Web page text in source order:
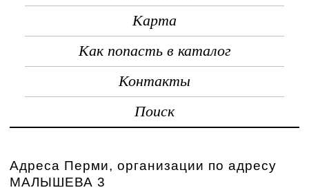
Карта
Как попасть в каталог
Контакты
Поиск
Адреса Перми, организации по адресу
МАЛЫШЕВА 3